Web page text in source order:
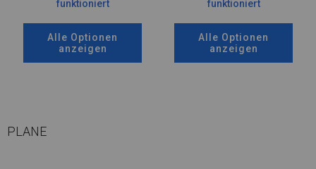
funktioniert
Alle Optionen
anzeigen
funktioniert
Alle Optionen
anzeigen
PLANE